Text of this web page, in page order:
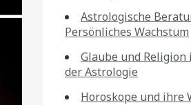
Astrologische
Persönliches Wachstum
Glaube und Religion
der Astrologie
Horoskope und ihre